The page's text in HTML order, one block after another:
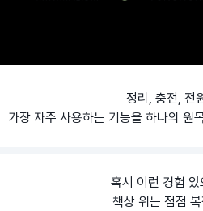
정리, 충전, 전
가장 자주 사용하는 기능을 하나의 원
혹시 이런 경험 있
책상 위는 점점